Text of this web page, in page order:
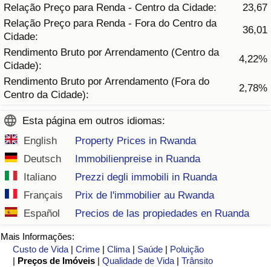
Relação Preço para Renda - Centro da Cidade:
23,67
Relação Preço para Renda - Fora do Centro da
Cidade:
36,01
Rendimento Bruto por Arrendamento (Centro da
Cidade):
4,22%
Rendimento Bruto por Arrendamento (Fora do
Centro da Cidade):
2,78%
Esta página em outros idiomas:
English
Property Prices in Rwanda
Deutsch
Immobilienpreise in Ruanda
Italiano
Prezzi degli immobili in Ruanda
Français
Prix de l'immobilier au Rwanda
Español
Precios de las propiedades en Ruanda
Mais Informações:
Custo de Vida |Crime |Clima | Saúde | Poluição
| Preços de Imóveis |Qualidade de Vida |Trânsito
Indicador de Trânsito
Indicador de Trânsito (Atual)
Indicador de Trânsito por País